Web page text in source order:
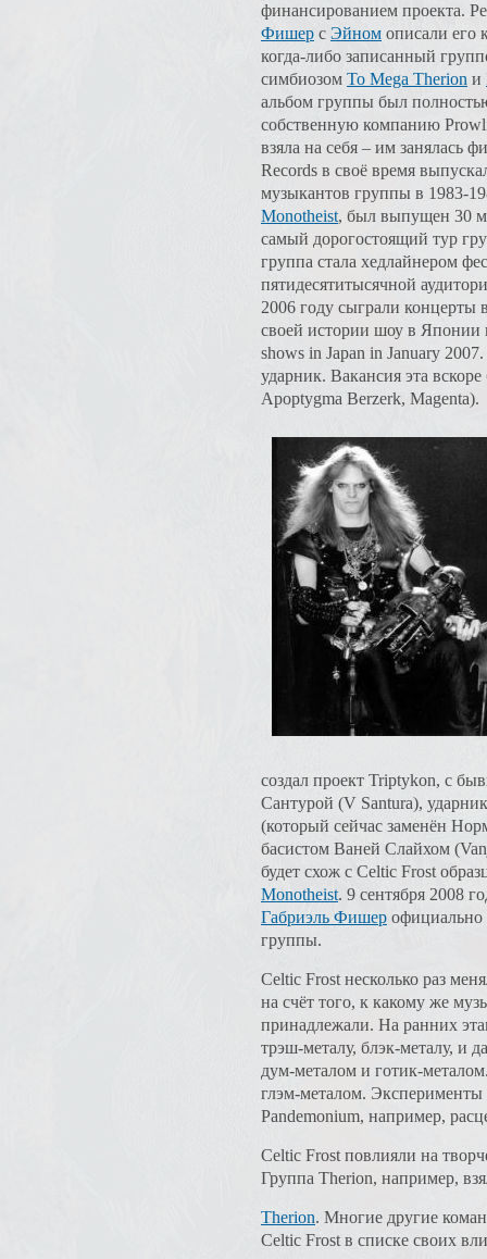
финансированием проекта.
Фишер с Эйном описали его
когда-либо записанный
симбиозом To Mega Therion и
альбом группы был
собственную компанию
взяла на себя – им занялась
Records в своё время
музыкантов группы в 1983-
Monotheist, был выпущен 30
самый дорогостоящий тур
группа стала хедлайнером
пятидесятитысячной
2006 году сыграли
своей истории шоу в Японии
shows in Japan in January
ударник. Вакансия эта
Apoptygma Berzerk, Magenta).
создал проект Triptykon, с
Сантурой (V Santura),
(который сейчас заменён
басистом Ваней Слайхом
будет схож с Celtic Frost
Monotheist. 9 сентября 2008
Габриэль Фишер официально
группы.
Celtic Frost несколько раз
на счёт того, к какому же
принадлежали. На ранних
трэш-металу, блэк-металу, и
дум-металом и готик-
глэм-металом. Эксперименты
Pandemonium, например,
Celtic Frost повлияли на
Группа Therion, например,
Therion. Многие другие
Celtic Frost в списке своих